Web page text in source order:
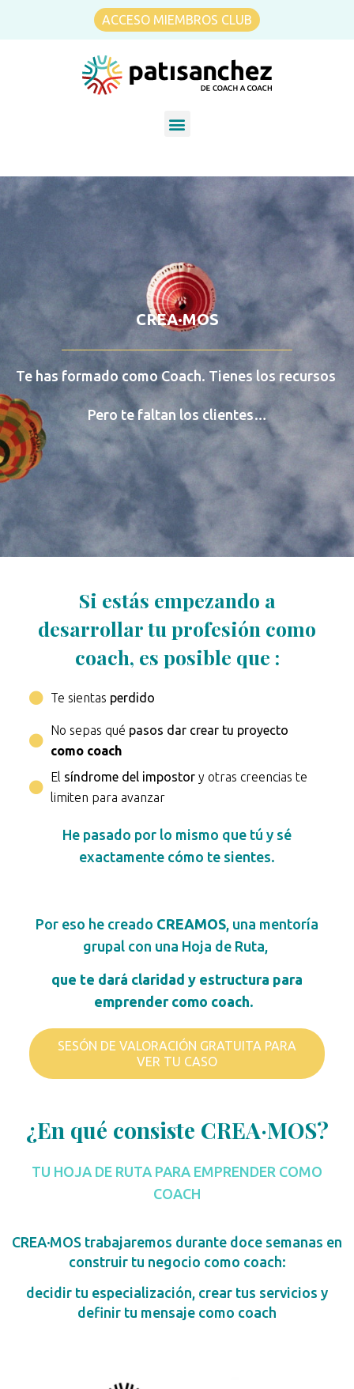
ACCESO MIEMBROS CLUB
CREA·MOS
Te has formado como Coach. Tienes los recursos
Pero te faltan los clientes…
Si estás empezando a
desarrollar tu profesión como
coach, es posible que :
Te sientas perdido
No sepas qué pasos dar crear tu proyecto
como coach
El síndrome del impostor y otras creencias te
limiten para avanzar
He pasado por lo mismo que tú y sé
exactamente cómo te sientes.
Por eso he creado CREAMOS , una mentoría
grupal con una Hoja de Ruta,
que te dará claridad y estructura para
emprender como coach.
SESÓN DE VALORACIÓN GRATUITA PARA
VER TU CASO
¿En qué consiste CREA·MOS?
TU HOJA DE RUTA PARA EMPRENDER COMO
COACH
CREA·MOS trabajaremos durante doce semanas en
construir tu negocio como coach:
decidir tu especialización, crear tus servicios y
definir tu mensaje como coach